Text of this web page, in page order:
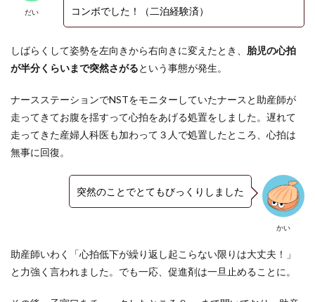
だい コンボでした！（二泊経験済）
しばらくして姿勢を左向きから右向きに変えたとき、 胎児の心拍
が半分くらいまで突然さがるという事態が発生。
ナースステーションでNSTをモニターしていたナースと助産師が
走ってきてお腹を揺すって心拍をあげる処置をしました。遅れて
走ってきた産婦人科医も加わって３人で処置したところ、心拍は
無事に回復。
かい
突然のことでとてもびっくりしました
助産師いわく「心拍低下が繰り返し起こらない限りは大丈夫！」
と力強く言われました。でも一応、促進剤は一旦止めることに。